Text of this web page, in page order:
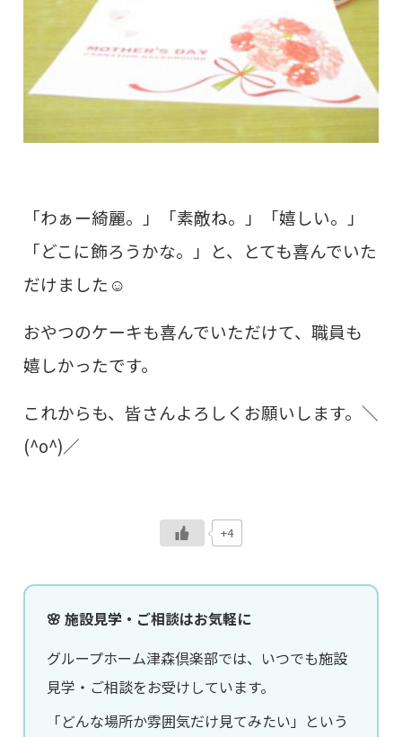
「わぁー綺麗。」「素敵ね。」「嬉しい。」
「どこに飾ろうかな。」と、
とても喜んでいた
だけました☺
おやつのケーキも喜んでいただけて、職員も
嬉しかったです。
これからも、皆さんよろしくお願いします。＼
(^o^)／
+4
🌸 施設見学・ご相談はお気軽に
グループホーム津森倶楽部では、いつでも施設
見学・ご相談をお受けしています。
「どんな場所か雰囲気だけ見てみたい」という